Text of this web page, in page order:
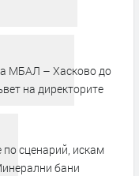
МБАЛ – Хасково до
на директорите
сценарий, искам
бани